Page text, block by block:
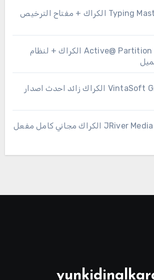
11.0.868 Typing Master Pro الكراك + مفتاح الترخيص
25.0.1 Active@ Partition Manager الكراك + لنظام
16.0.5.1 VintaSoft Graphics الكراك زائد احدث اصدار
36.0.21 JRiver Media Center الكراك مجاني كامل مفعل